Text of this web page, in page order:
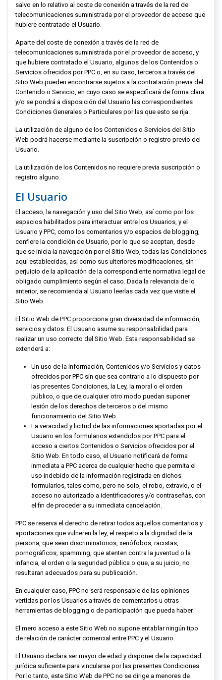
salvo en lo relativo al coste de conexión a través de la red de
telecomunicaciones suministrada por el proveedor de acceso que
hubiere contratado el Usuario.
Aparte del coste de conexión a través de la red de
telecomunicaciones suministrada por el proveedor de acceso, y
que hubiere contratado el Usuario, algunos de los Contenidos o
Servicios ofrecidos porPPC o, en su caso, terceros a través del
Sitio Web pueden encontrarse sujetos a la contratación previa del
Contenido o Servicio, en cuyo caso se especificará de forma clara
y/o se pondrá a disposición del Usuario las correspondientes
Condiciones Generales o Particulares por las que esto se rija.
La utilización de alguno de los Contenidos o Servicios del Sitio
Web podrá hacerse mediante la suscripción o registro previo del
Usuario.
La utilización de los Contenidos no requiere previa suscripción o
registro alguno.
El Usuario
El acceso, la navegación y uso del Sitio Web, así como por los
espacios habilitados para interactuar entre los Usuarios, y el
Usuario y PPC , como los comentarios y/o espacios de blogging,
confiere la condición de Usuario, por lo que se aceptan, desde
que se inicia la navegación por el Sitio Web, todas las Condiciones
aquí establecidas, así como sus ulteriores modificaciones, sin
perjuicio de la aplicación de la correspondiente normativa legal de
obligado cumplimiento según el caso. Dada la relevancia de lo
anterior, se recomienda al Usuario leerlas cada vez que visite el
Sitio Web.
El Sitio Web de PPC proporciona gran diversidad de información,
servicios y datos. El Usuario asume su responsabilidad para
realizar un uso correcto del Sitio Web. Esta responsabilidad se
extenderá a:
Un uso de la información, Contenidos y/o Servicios y datos
ofrecidos porPPC sin que sea contrario a lo dispuesto por
las presentes Condiciones, la Ley, la moral o el orden
público, o que de cualquier otro modo puedan suponer
lesión de los derechos de terceros o del mismo
funcionamiento del Sitio Web.
La veracidad y licitud de las informaciones aportadas por el
Usuario en los formularios extendidos porPPC para el
acceso a ciertos Contenidos o Servicios ofrecidos por el
Sitio Web. En todo caso, el Usuario notificará de forma
inmediata a PPC acerca de cualquier hecho que permita el
uso indebido de la información registrada en dichos
formularios, tales como, pero no solo, el robo, extravío, o el
acceso no autorizado a identificadores y/o contraseñas, con
el fin de proceder a su inmediata cancelación.
PPC se reserva el derecho de retirar todos aquellos comentarios y
aportaciones que vulneren la ley, el respeto a la dignidad de la
persona, que sean discriminatorios, xenófobos, racistas,
pornográficos, spamming, que atenten contra la juventud o la
infancia, el orden o la seguridad pública o que, a su juicio, no
resultaran adecuados para su publicación.
En cualquier caso, PPC no será responsable de las opiniones
vertidas por los Usuarios a través de comentarios u otras
herramientas de blogging o de participación que pueda haber.
El mero acceso a este Sitio Web no supone entablar ningún tipo
de relación de carácter comercial entre PPC y el Usuario.
El Usuario declara ser mayor de edad y disponer de la capacidad
jurídica suficiente para vincularse por las presentes Condiciones.
Por lo tanto, este Sitio Web de PPC no se dirige a menores de